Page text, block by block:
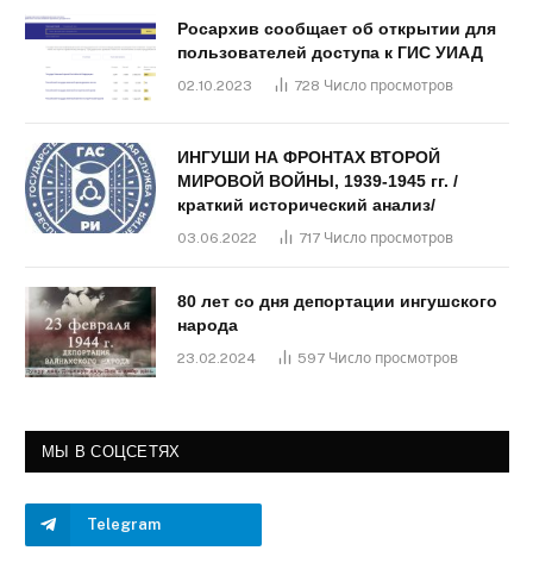
Росархив сообщает об открытии для
пользователей доступа к ГИС УИАД
02.10.2023 728 Число просмотров
ИНГУШИ НА ФРОНТАХ ВТОРОЙ
МИРОВОЙ ВОЙНЫ, 1939-1945 гг. /
краткий исторический анализ/
03.06.2022 717 Число просмотров
80 лет со дня депортации ингушского
народа
23.02.2024 597 Число просмотров
МЫ В СОЦСЕТЯХ
Telegram